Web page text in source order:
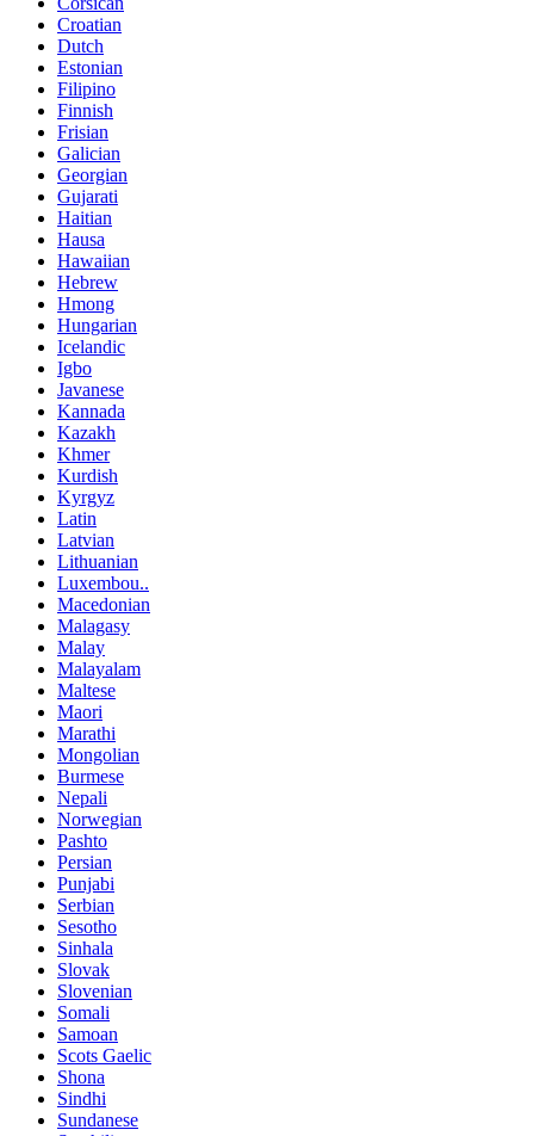
Croatian
Dutch
Estonian
Filipino
Finnish
Frisian
Galician
Georgian
Gujarati
Haitian
Hausa
Hawaiian
Hebrew
Hmong
Hungarian
Icelandic
Igbo
Javanese
Kannada
Kazakh
Khmer
Kurdish
Kyrgyz
Latin
Latvian
Lithuanian
Luxembou..
Macedonian
Malagasy
Malay
Malayalam
Maltese
Maori
Marathi
Mongolian
Burmese
Nepali
Norwegian
Pashto
Persian
Punjabi
Serbian
Sesotho
Sinhala
Slovak
Slovenian
Somali
Samoan
Scots Gaelic
Shona
Sindhi
Sundanese